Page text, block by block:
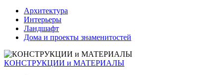
Архитектура
Интерьеры
Ландшафт
Дома и проекты знаменитостей
КОНСТРУКЦИИ и МАТЕРИАЛЫ